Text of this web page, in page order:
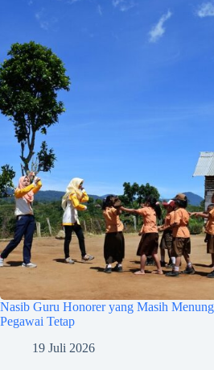
Nasib Guru Honorer yang Masih
Pegawai Tetap
19 Juli 2026